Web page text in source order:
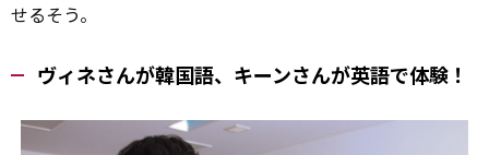
せるそう。
ヴィネさんが韓国語、キーンさんが英語で体験！